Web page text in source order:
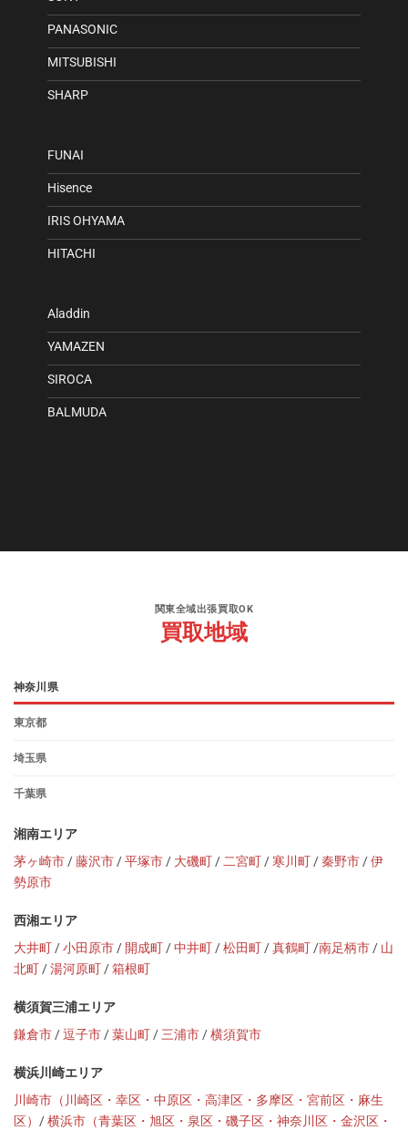
PANASONIC
MITSUBISHI
SHARP
FUNAI
Hisence
IRIS OHYAMA
HITACHI
Aladdin
YAMAZEN
SIROCA
BALMUDA
関東全域出張買取OK
買取地域
神奈川県
東京都
埼玉県
千葉県
湘南エリア
茅ヶ崎市/藤沢市/平塚市/ 大磯町/二宮町/寒川町/秦野市/伊
勢原市
西湘エリア
大井町/小田原市/ 開成町/中井町/松田町/真鶴町/南足柄市/ 山
北町/湯河原町/箱根町
横須賀三浦エリア
鎌倉市/逗子市/葉山町/三浦市/横須賀市
横浜川崎エリア
川崎市（川崎区・幸区・中原区・高津区・多摩区・宮前区・麻生
区） /横浜市（青葉区・旭区・泉区・磯子区・神奈川区・金沢区・